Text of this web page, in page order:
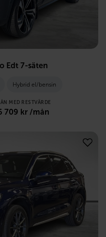
Edt 7-säten
Hybrid el/bensin
MED RESTVÄRDE
709 kr /mån